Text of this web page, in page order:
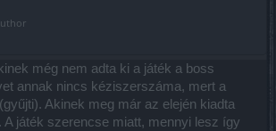
még nem adta ki a játék a boss
annak nincs kéziszerszáma, mert a
Akinek meg már az elején kiadta
A játék szerencse miatt, mennyi lesz így